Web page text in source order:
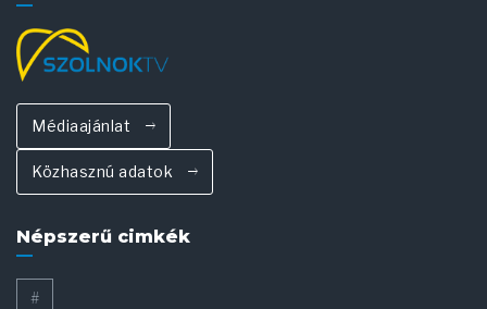
Médiaajánlat
Közhasznú adatok
Népszerű cimkék
#